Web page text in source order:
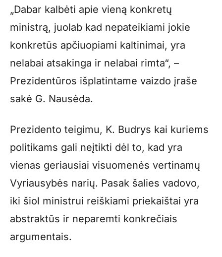
„Dabar kalbėti apie vieną konkretų
ministrą, juolab kad nepateikiami jokie
konkretūs apčiuopiami kaltinimai, yra
nelabai atsakinga ir nelabai rimta“, –
Prezidentūros išplatintame vaizdo įraše
sakė G. Nausėda.
Prezidento teigimu, K. Budrys kai kuriems
politikams gali neįtikti dėl to, kad yra
vienas geriausiai visuomenės vertinamų
Vyriausybės narių. Pasak šalies vadovo,
iki šiol ministrui reiškiami priekaištai yra
abstraktūs ir neparemti konkrečiais
argumentais.